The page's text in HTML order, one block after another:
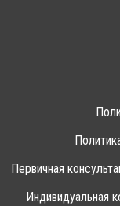
Первичная
Индивидуальная